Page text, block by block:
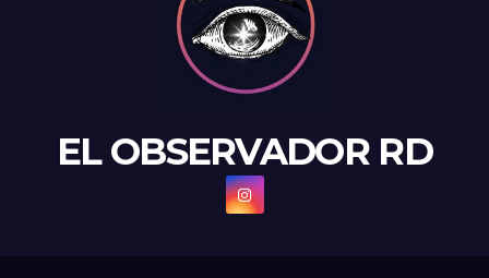
EL OBSERVADOR RD